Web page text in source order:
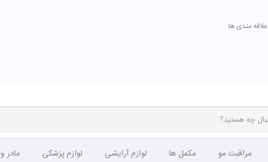
علاقه مندی ها
مراقبت مو مکمل ها لوازم آرایشی لوازم پزشکی مادر